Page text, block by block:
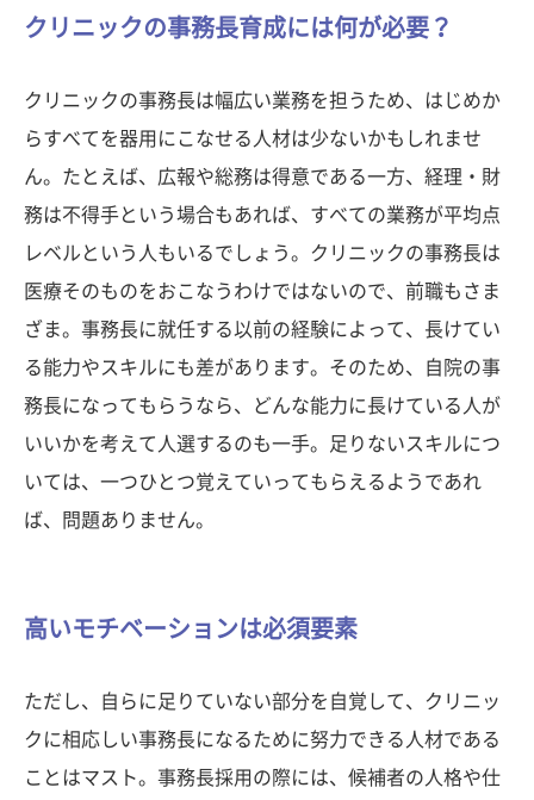
クリニックの事務長育成には何が必要？
クリニックの事務長は幅広い業務を担うため、はじめか
らすべてを器用にこなせる人材は少ないかもしれませ
ん。たとえば、広報や総務は得意である一方、経理・財
務は不得手という場合もあれば、すべての業務が平均点
レベルという人もいるでしょう。クリニックの事務長は
医療そのものをおこなうわけではないので、前職もさま
ざま。事務長に就任する以前の経験によって、長けてい
る能力やスキルにも差があります。そのため、自院の事
務長になってもらうなら、どんな能力に長けている人が
いいかを考えて人選するのも一手。足りないスキルにつ
いては、一つひとつ覚えていってもらえるようであれ
ば、問題ありません。
高いモチベーションは必須要素
ただし、自らに足りていない部分を自覚して、クリニッ
クに相応しい事務長になるために努力できる人材である
ことはマスト。事務長採用の際には、候補者の人格や仕